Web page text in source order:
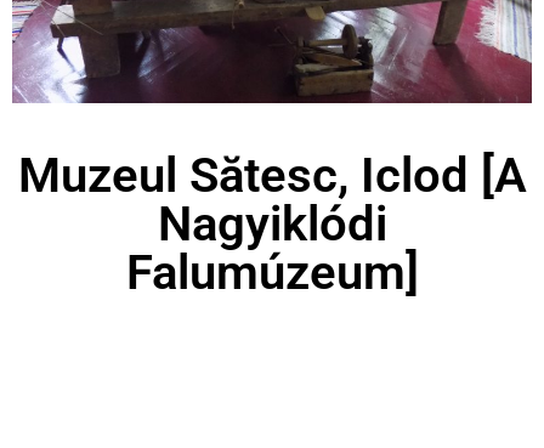
Muzeul Sătesc, Iclod [A
Nagyiklódi
Falumúzeum]